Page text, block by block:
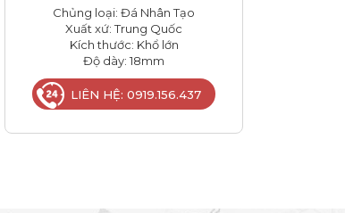
Chủng loại: Đá Nhân Tạo
Xuất xứ: Trung Quốc
Kích thước: Khổ lớn
Độ dày: 18mm
LIÊN HỆ: 0919.156.437